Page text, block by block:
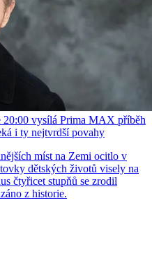
20:00 vysílá Prima MAX příběh
i ty nejtvrdší povahy
míst na Zemi ocitlo v
dětských životů visely na
čtyřicet stupňů se zrodil
z historie.